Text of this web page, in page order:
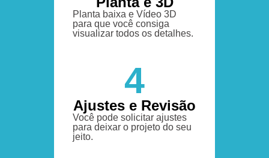
Planta baixa e Vídeo 3D
para que você consiga
visualizar todos os detalhes.
4
Ajustes e Revisão
Você pode solicitar ajustes
para deixar o projeto do seu
jeito.